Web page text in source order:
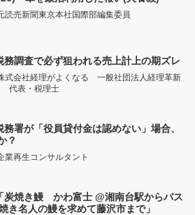
読売新聞東京本社国際部編集委員
調査で必ず狙われる売上計上の期ズレ
式会社経理がよくなる 一般社団法人経理革新
代表・税理士
署が「役員貸付金は認めない」場合、
？
再生コンサルタント
焼き鰻 かわ富士 @湘南台駅からバス
名人の鰻を求めて藤沢市まで」